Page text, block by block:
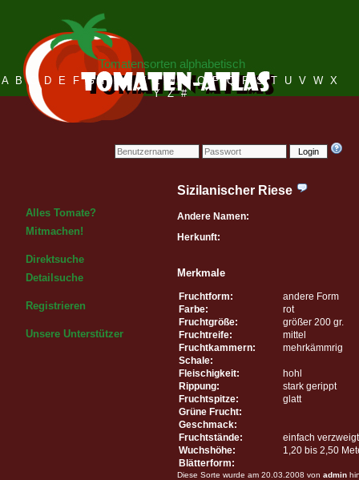
Login
Tomatensorten alphabetisch
A B C D E F G H I J K L M N O P Q R S T U V W X
Y Z #
Alles Tomate?
Mitmachen!
Direktsuche
Detailsuche
Registrieren
Unsere Unterstützer
Sizilanischer Riese
Andere Namen:
Herkunft:
Merkmale
Fruchtform:
andere Form
Farbe:
rot
Fruchtgröße:
größer 200 gr.
Fruchtreife:
mittel
Fruchtkammern:
mehrkämmrig
Schale:
Fleischigkeit:
hohl
Rippung:
stark gerippt
Fruchtspitze:
glatt
Grüne Frucht:
Geschmack:
Fruchtstände:
einfach verzweigt
Wuchshöhe:
1,20 bis 2,50
Blätterform:
Diese Sorte wurde am 20.03.2008 von admin